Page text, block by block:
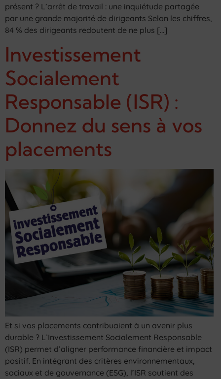
présent ? L’arrêt de travail : une inquiétude partagée
par une grande majorité de dirigeants Selon les chiffres,
84 % des dirigeants redoutent de ne plus […]
Investissement
Socialement
Responsable (ISR) :
Donnez du sens à vos
placements
Et si vos placements contribuaient à un avenir plus
durable ? L’Investissement Socialement Responsable
(ISR) permet d’aligner performance financière et impact
positif. En intégrant des critères environnementaux,
sociaux et de gouvernance (ESG), l’ISR soutient des